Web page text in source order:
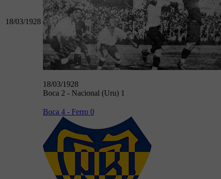
18/03/1928
18/03/1928
Boca 2 - Nacional (Uru) 1
Boca 4 - Ferro 0